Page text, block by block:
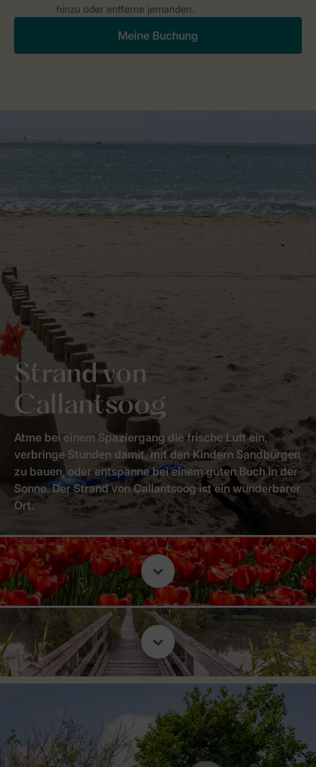
hinzu oder entferne jemanden.
Meine Buchung
Strand von
Callantsoog
Atme bei einem Spaziergang die frische Luft ein,
verbringe Stunden damit, mit den Kindern Sandburgen
zu bauen, oder entspanne bei einem guten Buch in der
Sonne. Der Strand von Callantsoog ist ein wunderbarer
Ort.